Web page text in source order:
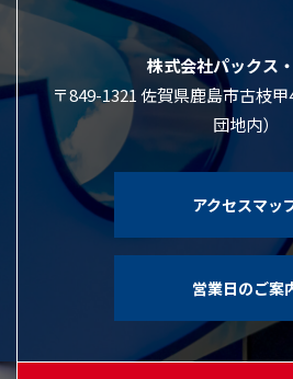
株式会社パックス
〒849-1321 佐賀県鹿島市古枝
団地内）
アクセスマッ
営業日のご案